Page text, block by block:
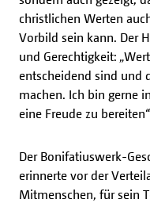
christlichen Werten
Vorbild sein kann. Der
und Gerechtigkeit:
entscheidend sind und
machen. Ich bin gerne
eine Freude zu
Der Bonifatiuswerk-
erinnerte vor der
Mitmenschen, für sein